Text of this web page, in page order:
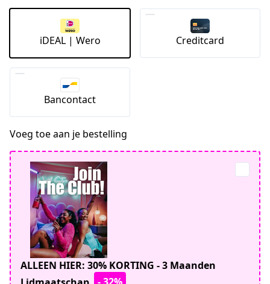
iDEAL | Wero Creditcard
Bancontact
Voeg toe aan je bestelling
ALLEEN HIER: 30% KORTING - 3 Maanden